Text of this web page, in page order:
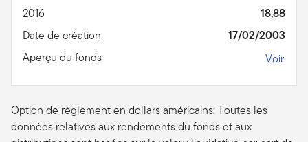
2016
18,88
Date de création
17/02/2003
Aperçu du fonds
Voir
Option de règlement en dollars américains: Toutes les
données relatives aux rendements du fonds et aux